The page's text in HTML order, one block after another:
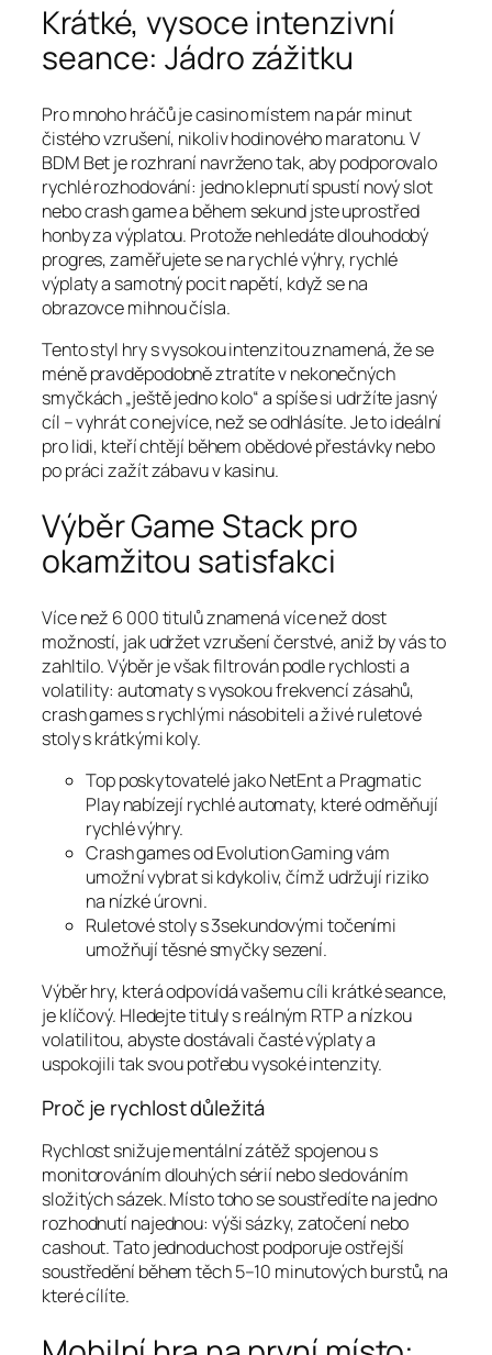
Krátké, vysoce intenzivní
seance: Jádro zážitku
Pro mnoho hráčů je casino místem na pár minut
čistého vzrušení, nikoliv hodinového maratonu. V
BDM Bet je rozhraní navrženo tak, aby podporovalo
rychlé rozhodování: jedno klepnutí spustí nový slot
nebo crash game a během sekund jste uprostřed
honby za výplatou. Protože nehledáte dlouhodobý
progres, zaměřujete se na rychlé výhry, rychlé
výplaty a samotný pocit napětí, když se na
obrazovce mihnou čísla.
Tento styl hry s vysokou intenzitou znamená, že se
méně pravděpodobně ztratíte v nekonečných
smyčkách „ještě jedno kolo“ a spíše si udržíte jasný
cíl – vyhrát co nejvíce, než se odhlásíte. Je to ideální
pro lidi, kteří chtějí během obědové přestávky nebo
po práci zažít zábavu v kasinu.
Výběr Game Stack pro
okamžitou satisfakci
Více než 6 000 titulů znamená více než dost
možností, jak udržet vzrušení čerstvé, aniž by vás to
zahltilo. Výběr je však filtrován podle rychlosti a
volatility: automaty s vysokou frekvencí zásahů,
crash games s rychlými násobiteli a živé ruletové
stoly s krátkými koly.
Top poskytovatelé jako NetEnt a Pragmatic
Play nabízejí rychlé automaty, které odměňují
rychlé výhry.
Crash games od Evolution Gaming vám
umožní vybrat si kdykoliv, čímž udržují riziko
na nízké úrovni.
Ruletové stoly s 3sekundovými točeními
umožňují těsné smyčky sezení.
Výběr hry, která odpovídá vašemu cíli krátké seance,
je klíčový. Hledejte tituly s reálným RTP a nízkou
volatilitou, abyste dostávali časté výplaty a
uspokojili tak svou potřebu vysoké intenzity.
Proč je rychlost důležitá
Rychlost snižuje mentální zátěž spojenou s
monitorováním dlouhých sérií nebo sledováním
složitých sázek. Místo toho se soustředíte na jedno
rozhodnutí najednou: výši sázky, zatočení nebo
cashout. Tato jednoduchost podporuje ostřejší
soustředění během těch 5–10 minutových burstů, na
které cílíte.